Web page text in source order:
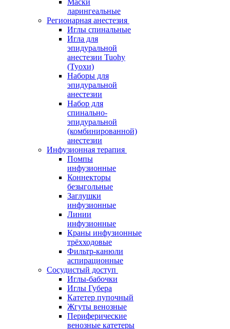
Маски
ларингеальные
Регионарная анестезия
Иглы спинальные
Игла для
эпидуральной
анестезии Tuohy
(Туохи)
Наборы для
эпидуральной
анестезии
Набор для
спинально-
эпидуральной
(комбинированной)
анестезии
Инфузионная терапия
Помпы
инфузионные
Коннекторы
безыгольные
Заглушки
инфузионные
Линии
инфузионные
Краны инфузионные
трёхходовые
Фильтр-канюли
аспирационные
Сосудистый доступ
Иглы-бабочки
Иглы Губера
Катетер пупочный
Жгуты венозные
Периферические
венозные катетеры